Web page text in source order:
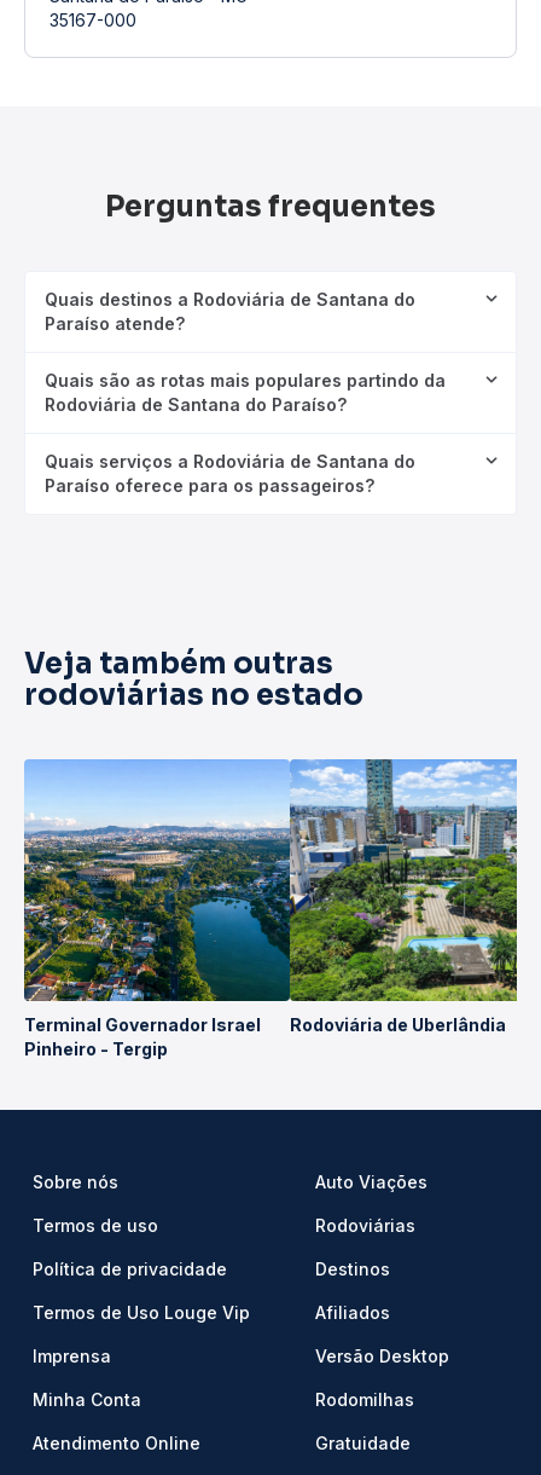
35167-000
Perguntas frequentes
Quais destinos a Rodoviária de Santana do
Paraíso atende?
Quais são as rotas mais populares partindo da
Rodoviária de Santana do Paraíso?
Quais serviços a Rodoviária de Santana do
Paraíso oferece para os passageiros?
Veja também outras
rodoviárias no estado
Terminal Governador Israel
Pinheiro - Tergip
Rodoviária de Uberlândia
Sobre nós
Termos de uso
Política de privacidade
Termos de Uso Louge Vip
Imprensa
Minha Conta
Atendimento Online
Auto Viações
Rodoviárias
Destinos
Afiliados
Versão Desktop
Rodomilhas
Gratuidade